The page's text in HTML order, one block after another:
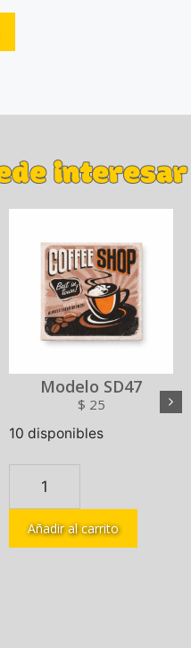
interesar
Modelo SD47
$ 25
10 disponibles
Añadir al carrito